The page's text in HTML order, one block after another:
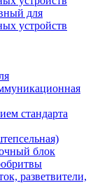
для
устройств
стандарта
блок
разветвители,